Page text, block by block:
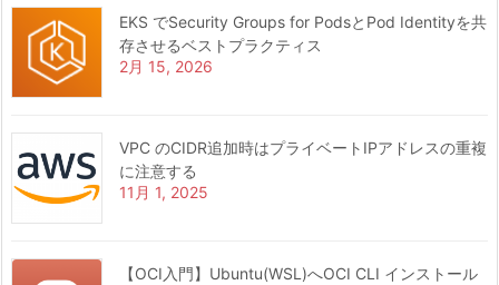
EKS でSecurity Groups for PodsとPod Identityを共
存させるベストプラクティス
2月 15, 2026
VPC のCIDR追加時はプライベートIPアドレスの重複
に注意する
11月 1, 2025
【OCI入門】Ubuntu(WSL)へOCI CLI インストール